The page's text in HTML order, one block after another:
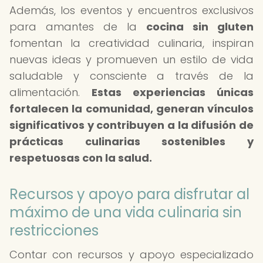
Además, los eventos y encuentros exclusivos
para amantes de la cocina sin gluten
fomentan la creatividad culinaria, inspiran
nuevas ideas y promueven un estilo de vida
saludable y consciente a través de la
alimentación. Estas experiencias únicas
fortalecen la comunidad, generan vínculos
significativos y contribuyen a la difusión de
prácticas culinarias sostenibles y
respetuosas con la salud.
Recursos y apoyo para disfrutar al
máximo de una vida culinaria sin
restricciones
Contar con recursos y apoyo especializado